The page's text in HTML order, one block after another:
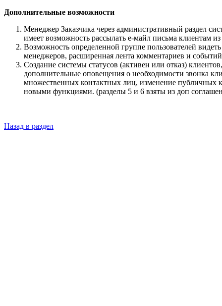
Дополнительные возможности
Менеджер Заказчика через административный раздел
имеет возможность рассылать е-майл письма клиентам
Возможность определенной группе пользователей
менеджеров, расширенная лента комментариев и
Создание системы статусов (активен или отказ)
дополнительные оповещения о необходимости звонка
множественных контактных лиц, изменение публичных
новыми функциями. (разделы 5 и 6 взяты из доп
Назад в раздел